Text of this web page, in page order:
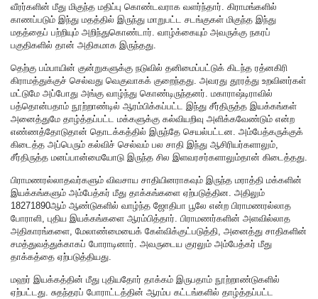
வீரர்களின் மீது மிகுந்த மதிப்பு கொண்டவராக வளர்ந்தார். கிராமங்களில்
காணப்படும் இந்து மதத்தில் இருந்து மாறுபட்ட சடங்குகள் மிகுந்த இந்து
மதத்தைப் பற்றியும் அறிந்துகொண்டார். வாழ்க்கையும் அவருக்கு நகரப்
பகுதிகளில் தான் அதிகமாக இருந்தது.
தெற்கு பம்பாயின் குன்றுகளுக்கு நடுவில் தனிமைப்பட்டுக் கிடந்த ரத்னகிரி
கிராமத்துக்குச் செல்வது வெகுவாகக் குறைந்தது. அவரது தூரத்து உறவினர்கள்
மட்டுமே அப்போது அங்கு வாழ்ந்து கொண்டிருந்தனர். மகாராஷ்டிராவில்
பத்தொன்பதாம் நூற்றாண்டில் ஆரம்பிக்கப்பட்ட இந்து சீர்திருத்த இயக்கங்கள்
அனைத்துமே தாழ்த்தப்பட்ட மக்களுக்கு கல்வியறிவு அளிக்கவேண்டும் என்ற
எண்ணத்தோடுதான் தொடக்கத்தில் இருந்தே செயல்பட்டன. அம்பேத்கருக்குக்
கிடைத்த அப்பெரும் கல்விச் செல்வம் பல சாதி இந்து ஆசிரியர்களாலும்,
சீர்திருத்த மனப்பான்மையோடு இருந்த சில இளவரசர்களாலும்தான் கிடைத்தது.
பிராமணரல்லாதவர்களும் விவசாய சாதியினராகவும் இருந்த மராத்தி மக்களின்
இயக்கங்களும் அம்பேத்கர் மீது தாக்கங்களை ஏற்படுத்தின. அதிலும்
18271890ஆம் ஆண்டுகளில் வாழ்ந்த ஜோதிபா பூலே என்ற பிராமணரல்லாத
போராளி, புதிய இயக்கங்களை ஆரம்பித்தார். பிராமணர்களின் அளவில்லாத
அதிகாரங்களை, மேலாண்மையைக் கேள்விக்குட்படுத்தி, அனைத்து சாதிகளின்
சமத்துவத்துக்காகப் போராடினார். அவருடைய குரலும் அம்பேத்கர் மீது
தாக்கத்தை ஏற்படுத்தியது.
மஹர் இயக்கத்தின் மீது புதியதோர் தாக்கம் இருபதாம் நூற்றாண்டுகளில்
ஏற்பட்டது. சுதந்தரப் போராட்டத்தின் ஆரம்ப கட்டங்களில் தாழ்த்தப்பட்ட